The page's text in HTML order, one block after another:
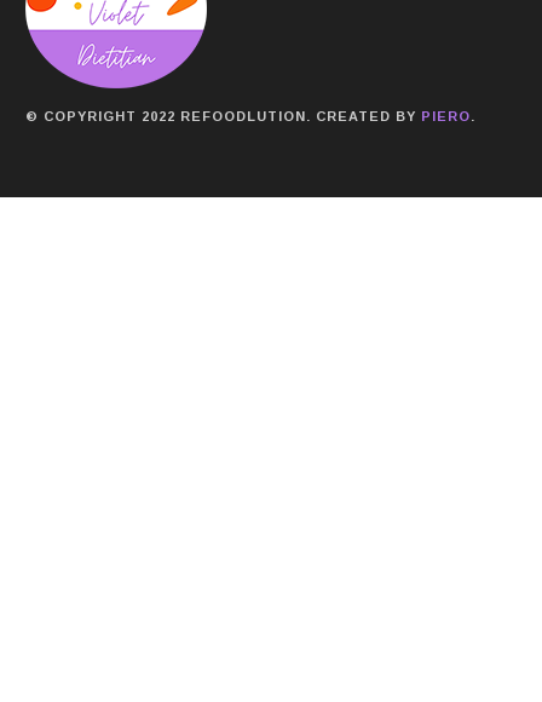
© COPYRIGHT 2022 REFOODLUTION. CREATED BY PIERO